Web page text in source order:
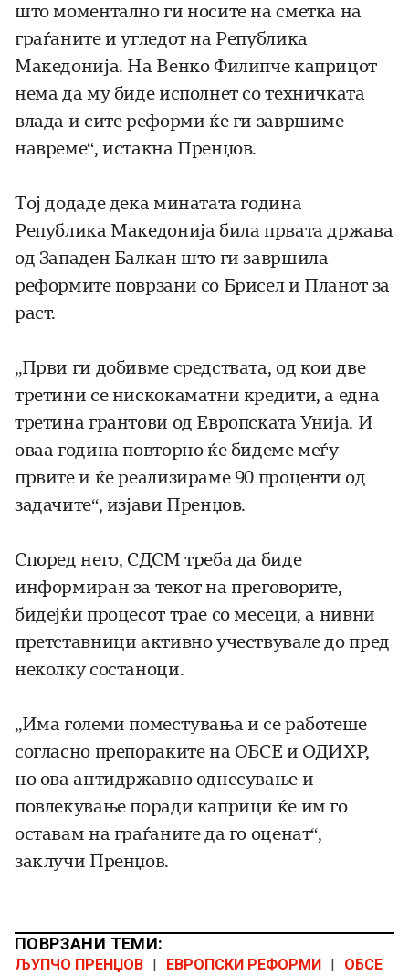
што моментално ги носите на сметка на
граѓаните и угледот на Република
Македонија. На Венко Филипче каприцот
нема да му биде исполнет со техничката
влада и сите реформи ќе ги завршиме
навреме“, истакна Пренџов.
Тој додаде дека минатата година
Република Македонија била првата држава
од Западен Балкан што ги завршила
реформите поврзани со Брисел и Планот за
раст.
„Први ги добивме средствата, од кои две
третини се нискокаматни кредити, а една
третина грантови од Европската Унија. И
оваа година повторно ќе бидеме меѓу
првите и ќе реализираме 90 проценти од
задачите“, изјави Пренџов.
Според него, СДСМ треба да биде
информиран за текот на преговорите,
бидејќи процесот трае со месеци, а нивни
претставници активно учествувале до пред
неколку состаноци.
„Има големи поместувања и се работеше
согласно препораките на ОБСЕ и ОДИХР,
но ова антидржавно однесување и
повлекување поради каприци ќе им го
оставам на граѓаните да го оценат“,
заклучи Пренџов.
ПОВРЗАНИ ТЕМИ:
ЉУПЧО ПРЕНЏОВ | ЕВРОПСКИ РЕФОРМИ | ОБСЕ